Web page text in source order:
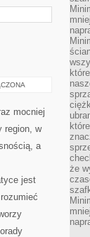
mocniej
region, w
a
jest
że